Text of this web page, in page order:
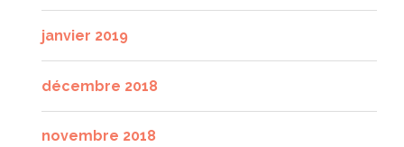
janvier 2019
décembre 2018
novembre 2018